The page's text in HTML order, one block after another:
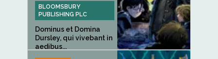
BLOOMSBURY
PUBLISHING PLC
Dominus et Domina
Dursley, qui vivebant in
aedibus...